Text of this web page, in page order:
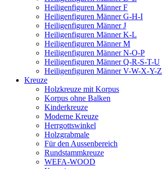
Heiligenfiguren Männer F
Heiligenfiguren Männer G-H-I
Heiligenfiguren Männer J
Heiligenfiguren Männer K-L
Heiligenfiguren Männer M
Heiligenfiguren Männer N-O-P
Heiligenfiguren Männer Q-R-S-T-U
Heiligenfiguren Männer V-W-X-Y-Z
Kreuze
Holzkreuze mit Korpus
Korpus ohne Balken
Kinderkreuze
Moderne Kreuze
Herrgottswinkel
Holzgrabmale
Für den Aussenbereich
Rundstammkreuze
WEFA-WOOD